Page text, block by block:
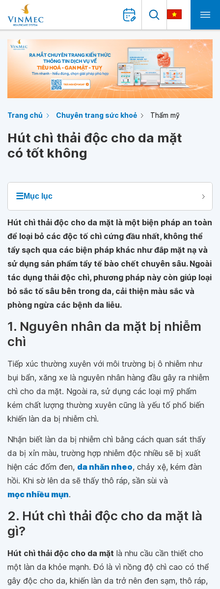
Trang chủ Chuyên trang sức khoẻ Thẩm mỹ
Hút chì thải độc cho da mặt
có tốt không
☰Mục lục
Hút chì thải độc cho da mặt là một biện pháp an toàn
để loại bỏ các độc tố chì cứng đầu nhất, không thể
tẩy sạch qua các biện pháp khác như đắp mặt nạ và
sử dụng sản phẩm tẩy tế bào chết chuyên sâu. Ngoài
tác dụng thải độc chì, phương pháp này còn giúp loại
bỏ sắc tố sâu bên trong da, cải thiện màu sắc và
phòng ngừa các bệnh da liễu.
1. Nguyên nhân da mặt bị nhiễm
chì
Tiếp xúc thường xuyên với môi trường bị ô nhiễm như
bụi bẩn, xăng xe là nguyên nhân hàng đầu gây ra nhiễm
chì cho da mặt. Ngoài ra, sử dụng các loại mỹ phẩm
kém chất lượng thường xuyên cũng là yếu tố phổ biến
khiến làn da bị nhiễm chì.
Nhận biết làn da bị nhiễm chì bằng cách quan sát thấy
da bị xỉn màu, trường hợp nhiễm độc nhiều sẽ bị xuất
hiện các đốm đen, da nhăn nheo, chảy xệ, kém đàn
hồi. Khi sờ lên da sẽ thấy thô ráp, sần sùi và
mọc nhiều mụn.
2. Hút chì thải độc cho da mặt là
gì?
Hút chì thải độc cho da mặt là nhu cầu cần thiết cho
một làn da khỏe mạnh. Đó là vì nồng độ chì cao có thể
gây độc cho da, khiến làn da trở nên đen sạm, thô ráp,